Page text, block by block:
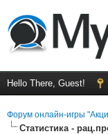
Hello There, Guest!
Форум онлайн-игры
Статистика -